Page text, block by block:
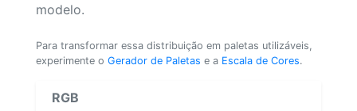
modelo.
Para transformar essa distribuição em paletas utilizáveis,
experimente o Gerador de Paletas e a Escala de Cores.
RGB